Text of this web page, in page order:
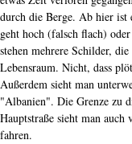
durch die Berge. Ab hier ist
geht hoch (falsch flach)
stehen mehrere Schilder,
Lebensraum. Nicht, dass
Außerdem sieht man
"Albanien". Die Grenze zu
Hauptstraße sieht man
fahren.